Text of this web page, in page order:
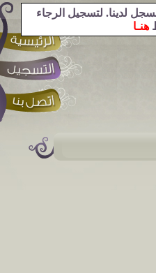
لدينا. لتسجيل الرجاء
هنـا